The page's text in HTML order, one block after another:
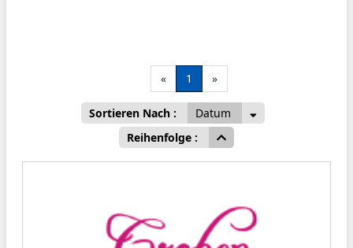
« 1 »
Sortieren Nach :
Datum
Reihenfolge :